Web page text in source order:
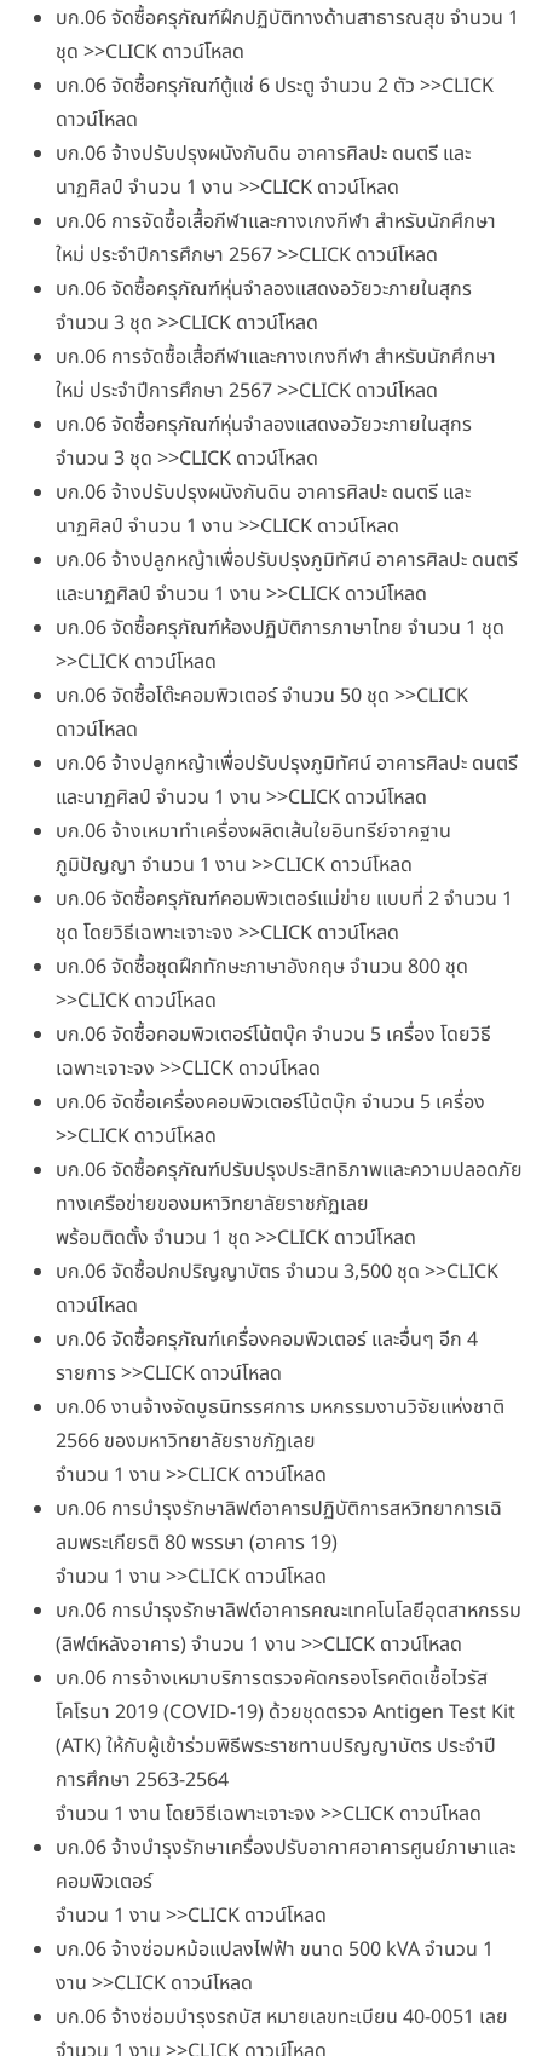
บก.06 จัดซื้อครุภัณฑ์ฝึกปฏิบัติทางด้านสาธารณสุข จำนวน 1
ชุด >>CLICK ดาวน์โหลด
บก.06 จัดซื้อครุภัณฑ์ตู้แช่ 6 ประตู จำนวน 2 ตัว >>CLICK
ดาวน์โหลด
บก.06 จ้างปรับปรุงผนังกันดิน อาคารศิลปะ ดนตรี และ
นาฏศิลป์ จำนวน 1 งาน >>CLICK ดาวน์โหลด
บก.06 การจัดซื้อเสื้อกีฬาและกางเกงกีฬา สำหรับนักศึกษา
ใหม่ ประจำปีการศึกษา 2567 >>CLICK ดาวน์โหลด
บก.06 จัดซื้อครุภัณฑ์หุ่นจำลองแสดงอวัยวะภายในสุกร
จำนวน 3 ชุด >>CLICK ดาวน์โหลด
บก.06 การจัดซื้อเสื้อกีฬาและกางเกงกีฬา สำหรับนักศึกษา
ใหม่ ประจำปีการศึกษา 2567 >>CLICK ดาวน์โหลด
บก.06 จัดซื้อครุภัณฑ์หุ่นจำลองแสดงอวัยวะภายในสุกร
จำนวน 3 ชุด >>CLICK ดาวน์โหลด
บก.06 จ้างปรับปรุงผนังกันดิน อาคารศิลปะ ดนตรี และ
นาฏศิลป์ จำนวน 1 งาน >>CLICK ดาวน์โหลด
บก.06 จ้างปลูกหญ้าเพื่อปรับปรุงภูมิทัศน์ อาคารศิลปะ ดนตรี
และนาฏศิลป์ จำนวน 1 งาน >>CLICK ดาวน์โหลด
บก.06 จัดซื้อครุภัณฑ์ห้องปฏิบัติการภาษาไทย จำนวน 1 ชุด
>>CLICK ดาวน์โหลด
บก.06 จัดซื้อโต๊ะคอมพิวเตอร์ จำนวน 50 ชุด >>CLICK
ดาวน์โหลด
บก.06 จ้างปลูกหญ้าเพื่อปรับปรุงภูมิทัศน์ อาคารศิลปะ ดนตรี
และนาฏศิลป์ จำนวน 1 งาน >>CLICK ดาวน์โหลด
บก.06 จ้างเหมาทำเครื่องผลิตเส้นใยอินทรีย์จากฐาน
ภูมิปัญญา จำนวน 1 งาน >>CLICK ดาวน์โหลด
บก.06 จัดซื้อครุภัณฑ์คอมพิวเตอร์แม่ข่าย แบบที่ 2 จำนวน 1
ชุด โดยวิธีเฉพาะเจาะจง >>CLICK ดาวน์โหลด
บก.06 จัดซื้อชุดฝึกทักษะภาษาอังกฤษ จำนวน 800 ชุด
>>CLICK ดาวน์โหลด
บก.06 จัดซื้อคอมพิวเตอร์โน้ตบุ๊ค จำนวน 5 เครื่อง โดยวิธี
เฉพาะเจาะจง >>CLICK ดาวน์โหลด
บก.06 จัดซื้อเครื่องคอมพิวเตอร์โน้ตบุ๊ก จำนวน 5 เครื่อง
>>CLICK ดาวน์โหลด
บก.06 จัดซื้อครุภัณฑ์ปรับปรุงประสิทธิภาพและความปลอดภัย
ทางเครือข่ายของมหาวิทยาลัยราชภัฏเลย
พร้อมติดตั้ง จำนวน 1 ชุด >>CLICK ดาวน์โหลด
บก.06 จัดซื้อปกปริญญาบัตร จำนวน 3,500 ชุด >>CLICK
ดาวน์โหลด
บก.06 จัดซื้อครุภัณฑ์เครื่องคอมพิวเตอร์ และอื่นๆ อีก 4
รายการ >>CLICK ดาวน์โหลด
บก.06 งานจ้างจัดบูธนิทรรศการ มหกรรมงานวิจัยแห่งชาติ
2566 ของมหาวิทยาลัยราชภัฏเลย
จำนวน 1 งาน >>CLICK ดาวน์โหลด
บก.06 การบำรุงรักษาลิฟต์อาคารปฏิบัติการสหวิทยาการเฉิ
ลมพระเกียรติ 80 พรรษา (อาคาร 19)
จำนวน 1 งาน >>CLICK ดาวน์โหลด
บก.06 การบำรุงรักษาลิฟต์อาคารคณะเทคโนโลยีอุตสาหกรรม
(ลิฟต์หลังอาคาร) จำนวน 1 งาน >>CLICK ดาวน์โหลด
บก.06 การจ้างเหมาบริการตรวจคัดกรองโรคติดเชื้อไวรัส
โคโรนา 2019 (COVID-19) ด้วยชุดตรวจ Antigen Test Kit
(ATK) ให้กับผู้เข้าร่วมพิธีพระราชทานปริญญาบัตร ประจำปี
การศึกษา 2563-2564
จำนวน 1 งาน โดยวิธีเฉพาะเจาะจง >>CLICK ดาวน์โหลด
บก.06 จ้างบำรุงรักษาเครื่องปรับอากาศอาคารศูนย์ภาษาและ
คอมพิวเตอร์
จำนวน 1 งาน >>CLICK ดาวน์โหลด
บก.06 จ้างซ่อมหม้อแปลงไฟฟ้า ขนาด 500 kVA จำนวน 1
งาน >>CLICK ดาวน์โหลด
บก.06 จ้างซ่อมบำรุงรถบัส หมายเลขทะเบียน 40-0051 เลย